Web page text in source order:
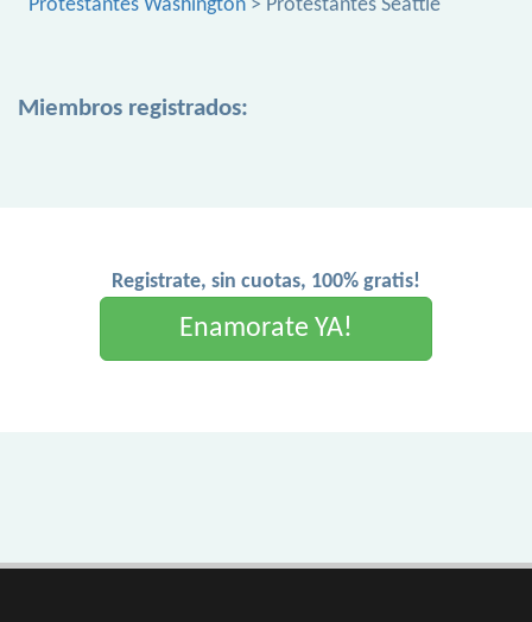
Protestantes Washington > Protestantes Seattle
Miembros registrados:
Registrate, sin cuotas, 100% gratis!
Enamorate YA!